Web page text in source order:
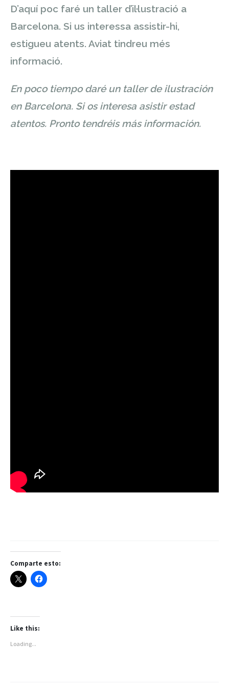
D’aquí poc faré un taller d’il·lustració a
Barcelona. Si us interessa assistir-hi,
estigueu atents. Aviat tindreu més
informació.
En poco tiempo daré un taller de ilustración
en Barcelona. Si os interesa asistir estad
atentos. Pronto tendréis más información.
Comparte esto:
Like this:
Loading...